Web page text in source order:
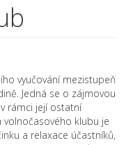
vyučování mezistupeň
Jedná se o zájmovou
rámci její ostatní
klubu je
a relaxace účastníků,